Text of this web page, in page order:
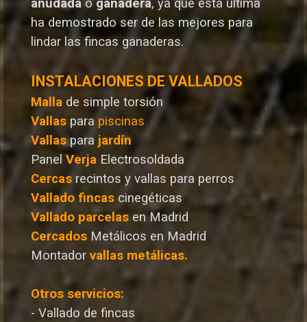
anudada o ganadera, ya que esta última
ha demostrado ser de las mejores para
lindar las fincas ganaderas.
INSTALACIONES DE VALLADOS
Malla de simple torsión
Vallas para piscinas
Vallaspara jardín
Panel Verja Electrosoldada
Cercas recintos y vallas para perros
Vallado fincas cinegéticas
Vallado parcelas en Madrid
Cercados Metálicos en Madrid
Montador vallas metálicas.
Otros servicios:
- Vallado de fincas